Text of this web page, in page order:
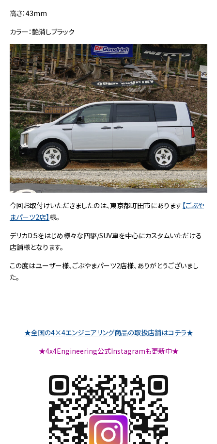
高さ：43mm
カラー：艶消しブラック
今回お取付けいただきましたのは、東京都町田市にあります【ごぶや
まパーツ2店】様。
デリカD:5をはじめ様々な四駆/SUV車を中心にカスタムいただける
店舗様となります。
この度はユーザー様、ごぶやまパーツ2店様、ありがとうございまし
た。
★全国の4×4エンジニアリング商品の取扱店舗はコチラ★
★4x4Engineering公式Instagramも更新中★